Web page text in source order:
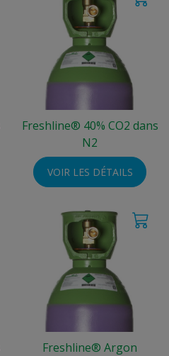
Freshline® 40% CO2 dans
N2
VOIR LES DÉTAILS
Freshline® Argon